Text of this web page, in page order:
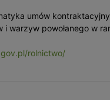
umów
i warzyw powołanego w
gov.pl/rolnictwo/